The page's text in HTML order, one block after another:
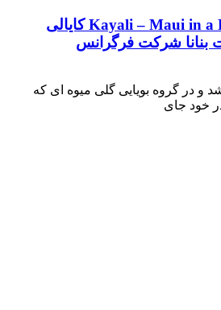
Kayali – Maui in a Bottle Sweet Banana کایالی
بنانا شرکت فرگرانس
2024 می باشد و در گروه بویایی گلی میوه ای که
خود جای